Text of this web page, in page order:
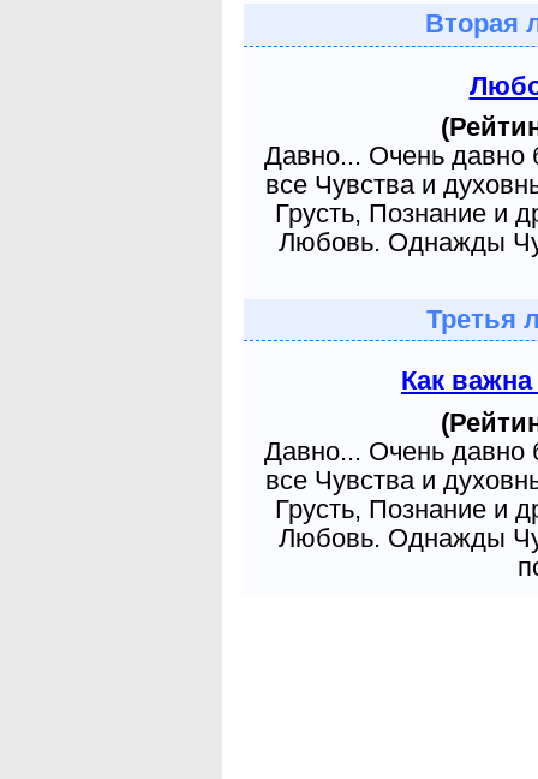
Вторая
Давно... Очень давно
все Чувства и
Грусть, Познание и
Любовь. Однажды
Третья
Как
Давно... Очень давно
все Чувства и
Грусть, Познание и
Любовь. Однажды